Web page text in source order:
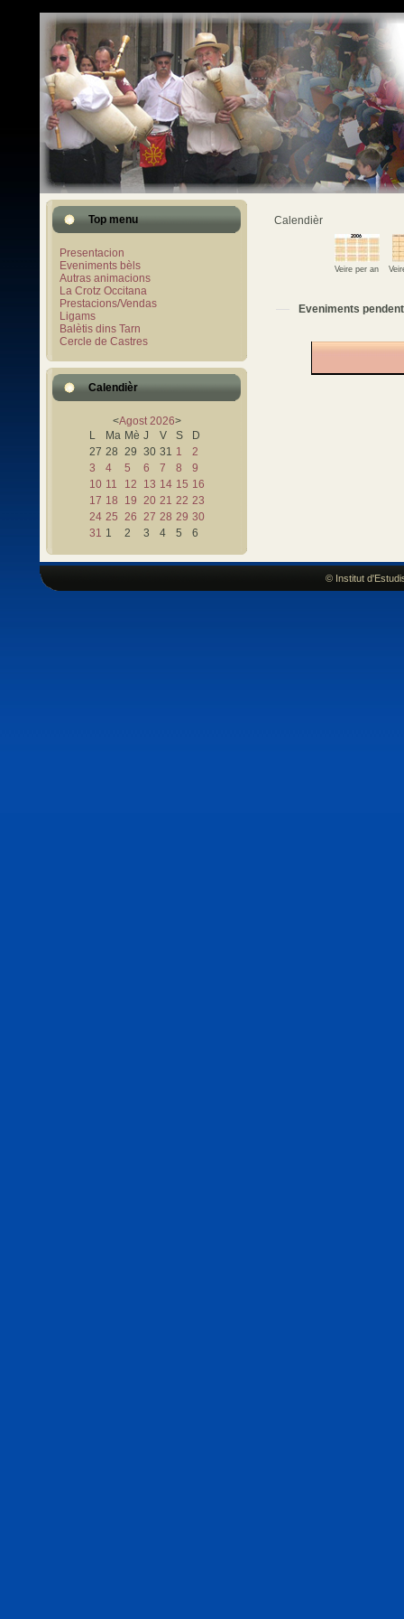
Top menu
Presentacion
Eveniments bèls
Autras animacions
La Crotz Occitana
Prestacions/Vendas
Ligams
Balètis dins Tarn
Cercle de Castres
Calendièr
<Agost 2026>
L
Ma Mè J V S
D
27 28 29 30 31 1
2
3
4 5 6 7 8
9
10 11 12 13 14 15 16
17 18 19 20 21 22 23
24 25 26 27 28 29 30
31 1 2 3 4 5 6
Calendièr
Veire per an
Eveniments pendent
© Institut